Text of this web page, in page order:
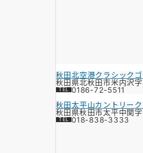
秋田北空港クラシック
秋田県北秋田市米内沢
0186-72-5511
秋田太平山カントリー
秋田県秋田市太平中関
018-838-3333